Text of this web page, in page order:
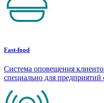
Fast-food
Система оповещения
специально для